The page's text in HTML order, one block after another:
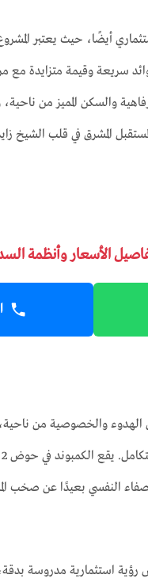
أيضًا، حيث يعتبر
والسكن المميز من ناحية،
المشرق في قلب الشيخ
الأسعار وأنظمة
الهدوء والخصوصية من
النفسي بعيدًا عن صخب
استثمارية مدروسة